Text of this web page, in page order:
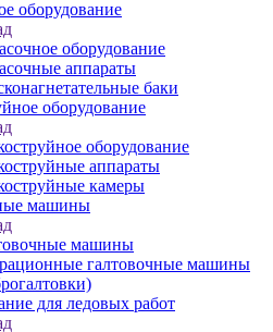
оборудование
оборудование
аппараты
баки
оборудование
оборудование
аппараты
камеры
машины
машины
галтовочные машины
для ледовых работ